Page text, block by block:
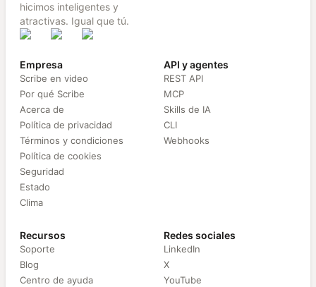
hicimos inteligentes y
atractivas. Igual que tú.
Empresa
Scribe en video
Por qué Scribe
Acerca de
Política de privacidad
Términos y condiciones
Política de cookies
Seguridad
Estado
Clima
API y agentes
REST API
MCP
Skills de IA
CLI
Webhooks
Recursos
Soporte
Blog
Centro de ayuda
Redes sociales
LinkedIn
X
YouTube